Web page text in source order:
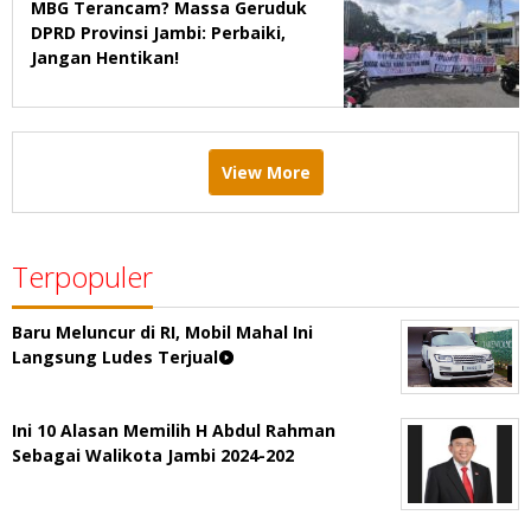
MBG Terancam? Massa Geruduk
DPRD Provinsi Jambi: Perbaiki,
Jangan Hentikan!
View More
Terpopuler
Baru Meluncur di RI, Mobil Mahal Ini
Langsung Ludes Terjual
Ini 10 Alasan Memilih H Abdul Rahman
Sebagai Walikota Jambi 2024-202